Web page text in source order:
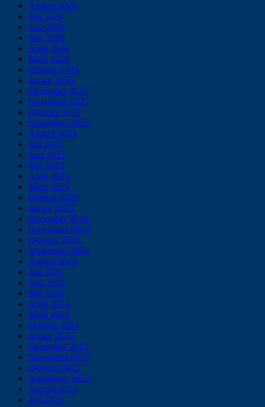
August 2026
Juli 2026
Juni 2026
Mai 2026
April 2026
März 2026
Februar 2026
Januar 2026
Dezember 2025
November 2025
Oktober 2025
September 2025
August 2025
Juli 2025
Juni 2025
Mai 2025
April 2025
März 2025
Februar 2025
Januar 2025
Dezember 2024
November 2024
Oktober 2024
September 2024
August 2024
Juli 2024
Juni 2024
Mai 2024
April 2024
März 2024
Februar 2024
Januar 2024
Dezember 2023
November 2023
Oktober 2023
September 2023
August 2023
Juli 2023